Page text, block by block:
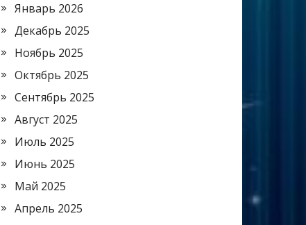
Январь 2026
Декабрь 2025
Ноябрь 2025
Октябрь 2025
Сентябрь 2025
Август 2025
Июль 2025
Июнь 2025
Май 2025
Апрель 2025